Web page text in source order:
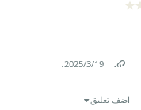
19‏/3‏/2025
.
اضف تعليق